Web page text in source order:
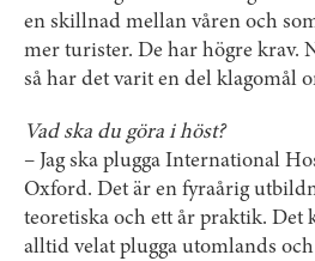
en skillnad mellan våren och
mer turister. De har högre krav.
så har det varit en del klagomål
Vad ska du göra i höst?
– Jag ska plugga International
Oxford. Det är en fyraårig
teoretiska och ett år praktik. Det
alltid velat plugga utomlands